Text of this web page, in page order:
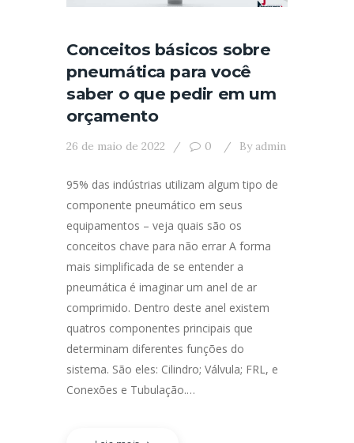
Conceitos básicos sobre
pneumática para você
saber o que pedir em um
orçamento
26 de maio de 2022 0 By admin
95% das indústrias utilizam algum tipo de
componente pneumático em seus
equipamentos – veja quais são os
conceitos chave para não errar A forma
mais simplificada de se entender a
pneumática é imaginar um anel de ar
comprimido. Dentro deste anel existem
quatros componentes principais que
determinam diferentes funções do
sistema. São eles: Cilindro; Válvula; FRL, e
Conexões e Tubulação.…